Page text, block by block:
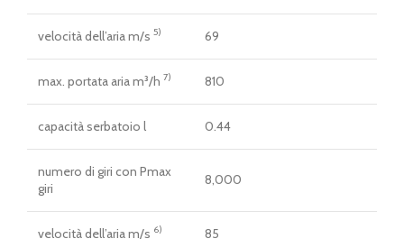
velocità dell’aria m/s 5) 69
max. portata aria m³/h 7) 810
capacità serbatoio l 0.44
numero di giri con Pmax
giri
8,000
velocità dell’aria m/s 6) 85